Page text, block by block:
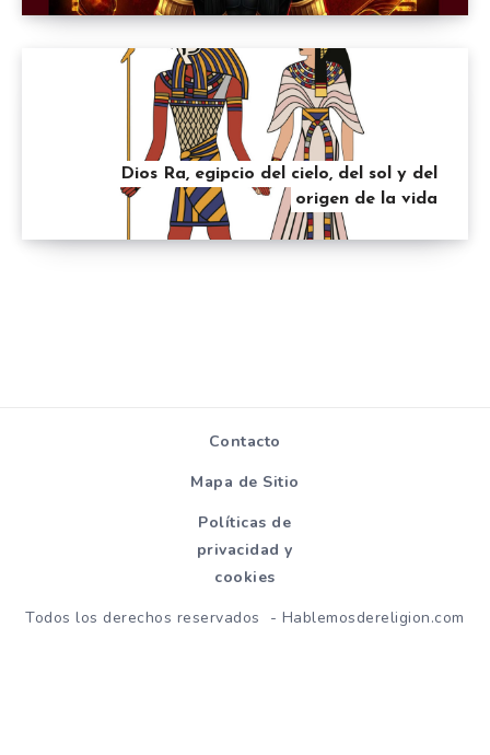
Dios Ra, egipcio del cielo, del sol y del
origen de la vida
Contacto
Mapa de Sitio
Políticas de
privacidad y
cookies
Todos los derechos reservados - Hablemosdereligion.com